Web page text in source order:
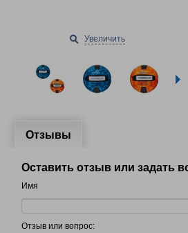
Увеличить
Отзывы
Оставить отзыв или задать
Имя
Отзыв или вопрос: